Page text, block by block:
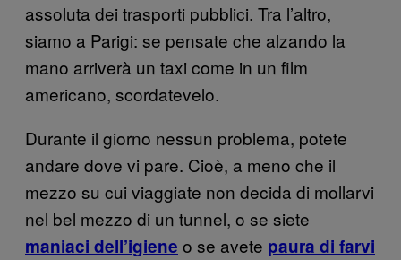
assoluta dei trasporti pubblici. Tra l’altro,
siamo a Parigi: se pensate che alzando la
mano arriverà un taxi come in un film
americano, scordatevelo.
Durante il giorno nessun problema, potete
andare dove vi pare. Cioè, a meno che il
mezzo su cui viaggiate non decida di mollarvi
nel bel mezzo di un tunnel, o se siete
maniaci dell’igiene o se avete paura di farvi